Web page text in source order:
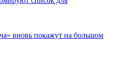
вновь покажут на большом